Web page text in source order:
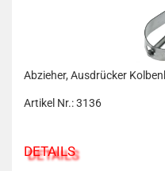
Abzieher, Ausdrücker
Artikel Nr.: 3136
DETAILS